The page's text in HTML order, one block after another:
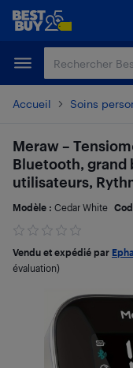
Passer
principal
Passer
Accueil Soins
Meraw –
Bluetooth, grand
utilisateurs,
Modèle : Cedar White
Vendu et expédié par
évaluation)